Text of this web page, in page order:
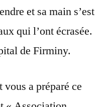
et sa main s’est
qui l’ont écrasée.
de Firminy.
a préparé ce